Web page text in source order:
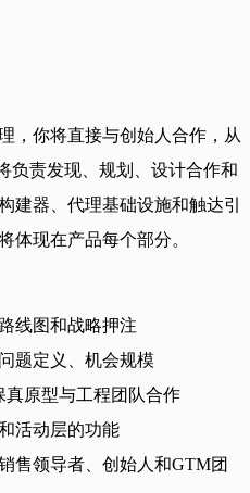
，你将直接与创始人合作，从
负责发现、规划、设计合作和
器、代理基础设施和触达引
体现在产品每个部分。
线图和战略押注
题定义、机会规模
真原型与工程团队合作
活动层的功能
领导者、创始人和GTM团